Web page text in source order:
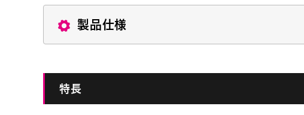
製品仕様
特長